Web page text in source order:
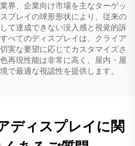
界、企業向け市場を主なターゲッ
プレイの球形形状により、従来の
て達成できない没入感と視覚的訴
べてのディスプレイは、クライア
実な要望に応じてカスタマイズさ
再現性能は非常に高く、屋内・屋
で最適な視認性を提供します。
ディスプレイに関